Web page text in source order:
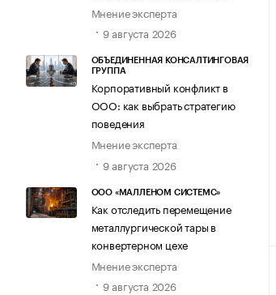
Мнение эксперта
9 августа 2026
ОБЪЕДИНЕННАЯ КОНСАЛТИНГОВАЯ
ГРУППА
Корпоративный конфликт в
ООО: как выбрать стратегию
поведения
Мнение эксперта
9 августа 2026
ООО «МАЛЛЕНОМ СИСТЕМС»
Как отследить перемещение
металлургической тары в
конвертерном цехе
Мнение эксперта
9 августа 2026